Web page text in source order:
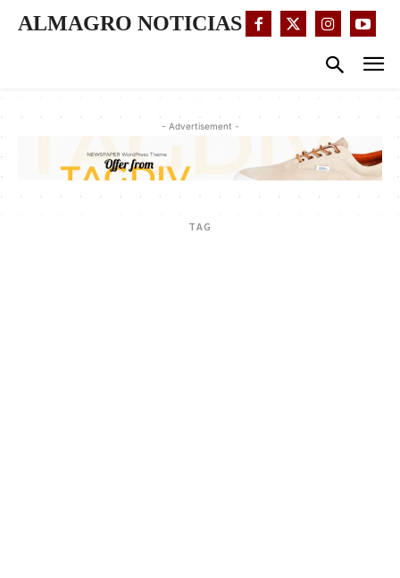
ALMAGRO NOTICIAS
- Advertisement -
TAG